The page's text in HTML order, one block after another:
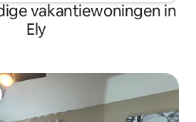
vakantiewoningen in
Ely